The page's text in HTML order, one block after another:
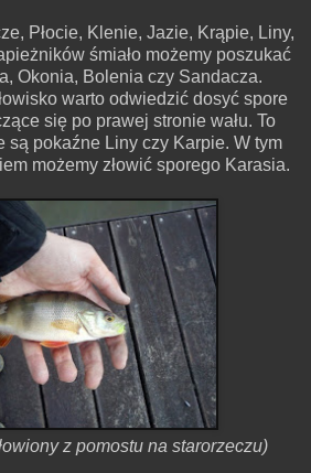
Płocie, Klenie, Jazie, Krąpie, Liny,
śmiało możemy poszukać
Okonia, Bolenia czy Sandacza.
warto odwiedzić dosyć spore
się po prawej stronie wału. To
są pokaźne Liny czy Karpie. W tym
możemy złowić sporego Karasia.
z pomostu na starorzeczu)